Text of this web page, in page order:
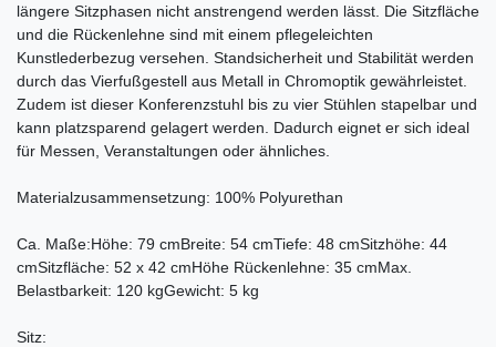
längere Sitzphasen nicht anstrengend werden lässt. Die Sitzfläche
und die Rückenlehne sind mit einem pflegeleichten
Kunstlederbezug versehen. Standsicherheit und Stabilität werden
durch das Vierfußgestell aus Metall in Chromoptik gewährleistet.
Zudem ist dieser Konferenzstuhl bis zu vier Stühlen stapelbar und
kann platzsparend gelagert werden. Dadurch eignet er sich ideal
für Messen, Veranstaltungen oder ähnliches.
Materialzusammensetzung: 100% Polyurethan
Ca. Maße:Höhe: 79 cmBreite: 54 cmTiefe: 48 cmSitzhöhe: 44
cmSitzfläche: 52 x 42 cmHöhe Rückenlehne: 35 cmMax.
Belastbarkeit: 120 kgGewicht: 5 kg
Sitz: